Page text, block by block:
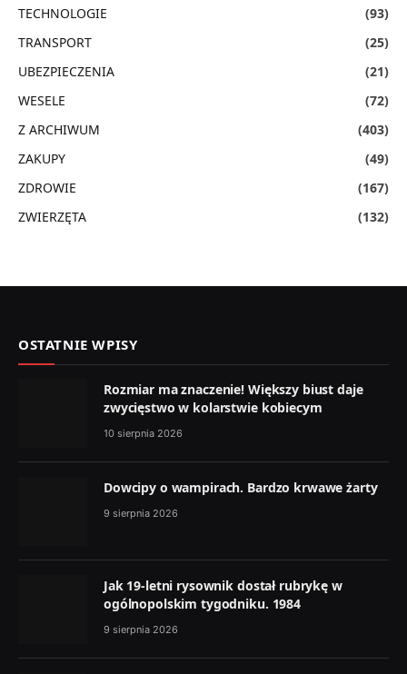
TECHNOLOGIE
(93)
TRANSPORT
(25)
UBEZPIECZENIA
(21)
WESELE
(72)
Z ARCHIWUM
(403)
ZAKUPY
(49)
ZDROWIE
(167)
ZWIERZĘTA
(132)
OSTATNIE WPISY
Rozmiar ma znaczenie! Większy biust daje
zwycięstwo w kolarstwie kobiecym
10 sierpnia 2026
Dowcipy o wampirach. Bardzo krwawe żarty
9 sierpnia 2026
Jak 19-letni rysownik dostał rubrykę w
ogólnopolskim tygodniku. 1984
9 sierpnia 2026